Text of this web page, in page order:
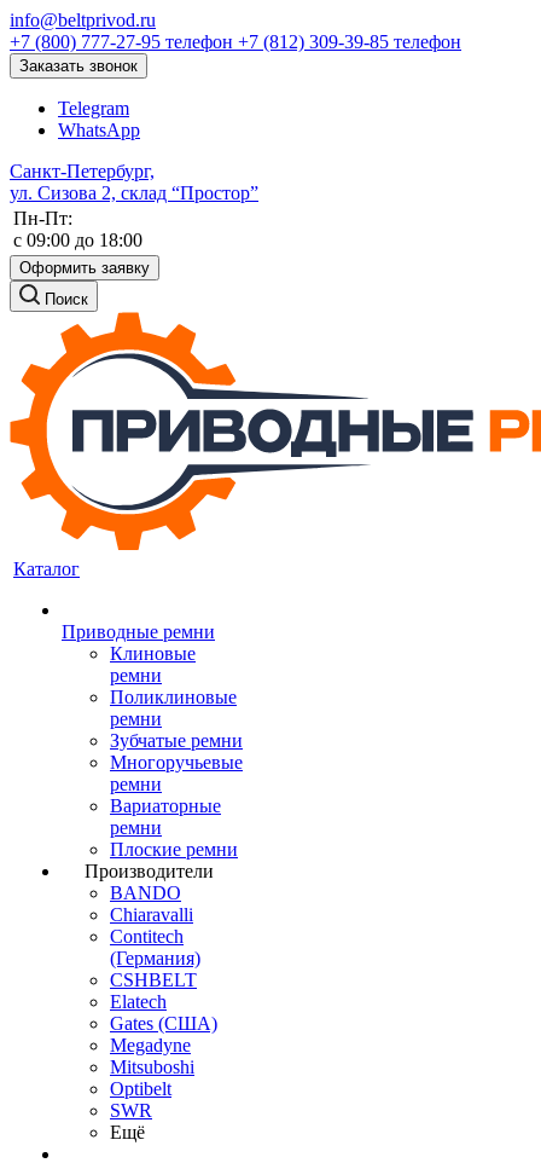
info@beltprivod.ru
+7 (800) 777-27-95 телефон +7 (812) 309-39-85 телефон
Заказать звонок
Telegram
WhatsApp
Санкт-Петербург,
ул. Сизова 2, склад “Простор”
Пн-Пт:
c 09:00 до 18:00
Оформить заявку
Поиск
Каталог
Приводные ремни
Клиновые
ремни
Поликлиновые
ремни
Зубчатые ремни
Многоручьевые
ремни
Вариаторные
ремни
Плоские ремни
Производители
BANDO
Chiaravalli
Contitech
(Германия)
CSHBELT
Elatech
Gates (США)
Megadyne
Mitsuboshi
Optibelt
SWR
Ещё